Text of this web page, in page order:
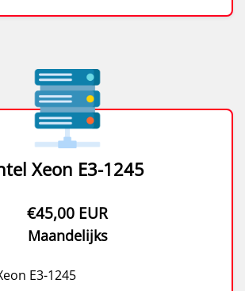
Xeon E3-1245
€45,00 EUR
Maandelijks
E3-1245